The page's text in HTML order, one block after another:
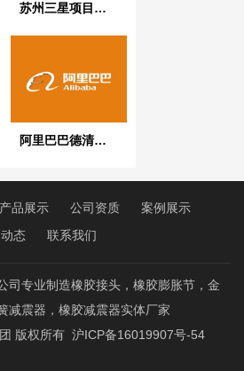
苏州三星项目弹簧减震器案例示范
阿里巴巴德清机房金属软管项目案例示范
产品展示 公司资质
案例展示
态
联系我们
司专业制造橡胶接头，橡胶膨胀节，金
减震器，橡胶减震器实体厂家
版权所有 沪ICP备16019907号-54